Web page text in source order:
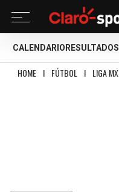
CALENDARIO RESULTADOS
HOME I FÚTBOL I LIGA MX